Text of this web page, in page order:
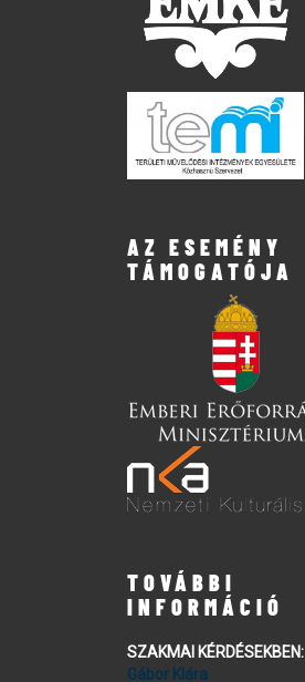
AZ ESEMÉNY
TÁMOGATÓJA
TOVÁBBI
INFORMÁCIÓ
SZAKMAI KÉRDÉSEKBEN:
Gábor Klára